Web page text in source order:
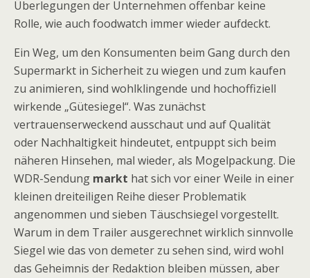
Überlegungen der Unternehmen offenbar keine
Rolle, wie auch foodwatch immer wieder aufdeckt.
Ein Weg, um den Konsumenten beim Gang durch den
Supermarkt in Sicherheit zu wiegen und zum kaufen
zu animieren, sind wohlklingende und hochoffiziell
wirkende „Gütesiegel“. Was zunächst
vertrauenserweckend ausschaut und auf Qualität
oder Nachhaltigkeit hindeutet, entpuppt sich beim
näheren Hinsehen, mal wieder, als Mogelpackung. Die
WDR-Sendung markt hat sich vor einer Weile in einer
kleinen dreiteiligen Reihe dieser Problematik
angenommen und sieben Täuschsiegel vorgestellt.
Warum in dem Trailer ausgerechnet wirklich sinnvolle
Siegel wie das von demeter zu sehen sind, wird wohl
das Geheimnis der Redaktion bleiben müssen, aber